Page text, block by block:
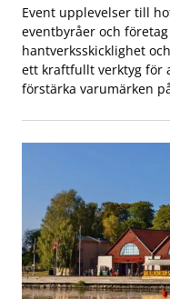
Event upplevelser till
eventbyråer och
hantverksskicklighet
ett kraftfullt verktyg för
förstärka varumärken